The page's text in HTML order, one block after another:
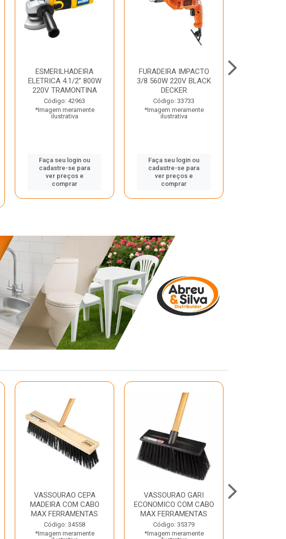
ESMERILHADEIRA
ELETRICA 4.1/2” 800W
220V TRAMONTINA
Código: 42963
*Imagem meramente
ilustrativa
Faça seu login ou
cadastre-se para
ver preços e
comprar
FURADEIRA IMPACTO
3/8 560W 220V BLACK
DECKER
Código: 33733
*Imagem meramente
ilustrativa
Faça seu login ou
cadastre-se para
ver preços e
comprar
VASSOURAO CEPA
MADEIRA COM CABO
MAX FERRAMENTAS
Código: 34558
*Imagem meramente
VASSOURAO GARI
ECONOMICO COM CABO
MAX FERRAMENTAS
Código: 35379
*Imagem meramente